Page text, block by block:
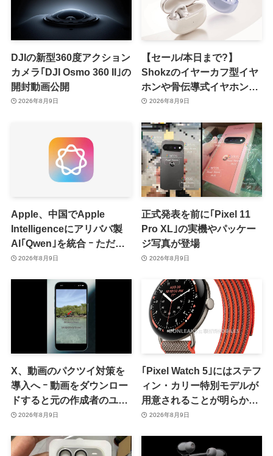
DJIの新型360度アクション
カメラ｢DJI Osmo 360 II｣の
開封動画公開
2026年8月9日
【セール/本日まで?】
Shokzのイヤーカフ型イヤ
ホンや骨伝導式イヤホンが
一律10％のポイント還元に
2026年8月9日
Apple、中国でApple
Intelligenceにアリババ製
AI｢Qwen｣を統合 ｰ ただ、
ユーザーガイドを公開後に
2026年8月9日
正式発表を前に｢Pixel 11
Pro XL｣の実機やパッケー
ジ写真が登場
2026年8月9日
X、動画のパクツイ対策を
導入へ ｰ 動画をダウンロー
ドすると元の作成者のユー
ザー名の透かしが入るよう
2026年8月9日
｢Pixel Watch 5｣にはステフ
ィン・カリー特別モデルが
用意されることが明らかに
ｰ 日本での発売は期待しな
2026年8月9日